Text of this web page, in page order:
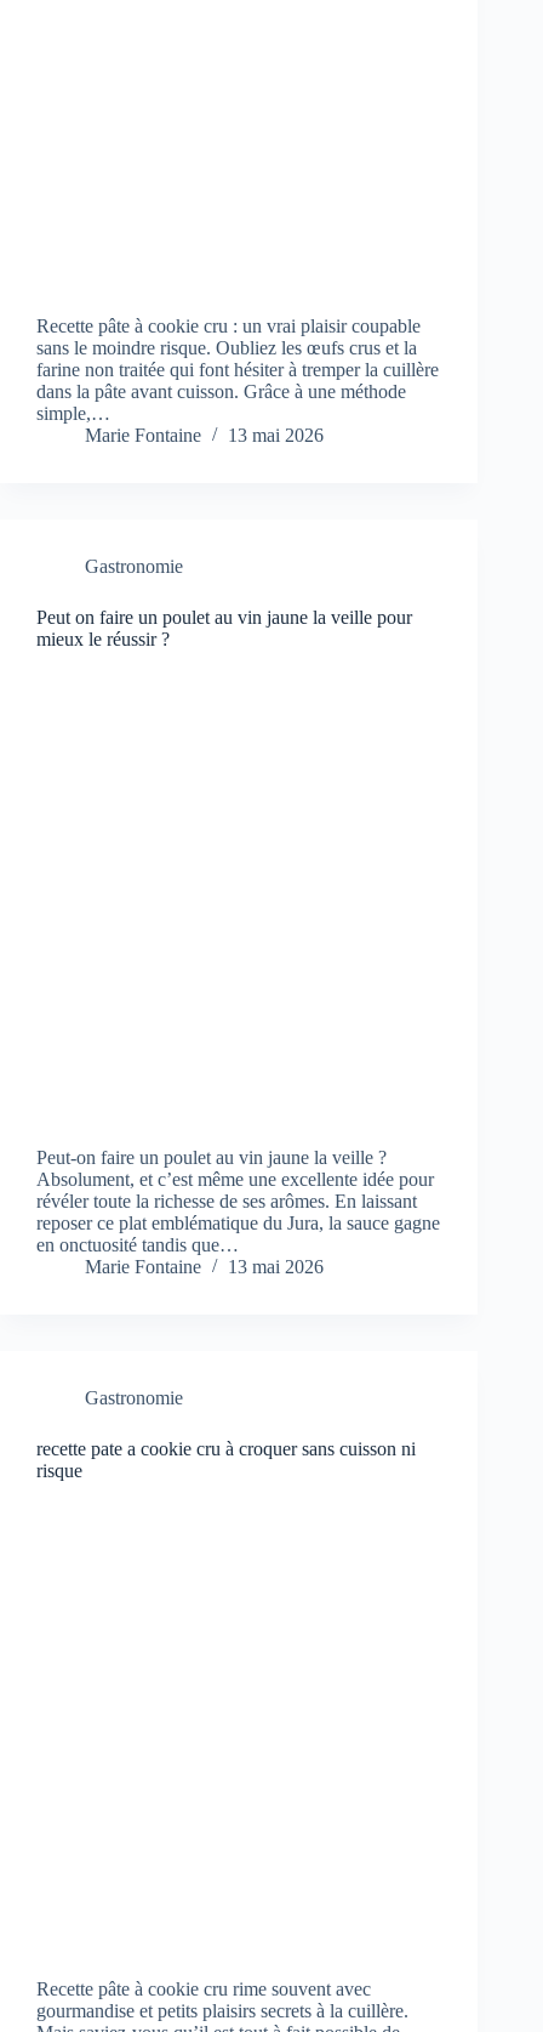
Recette pâte à cookie cru : un vrai plaisir coupable
sans le moindre risque. Oubliez les œufs crus et la
farine non traitée qui font hésiter à tremper la cuillère
dans la pâte avant cuisson. Grâce à une méthode
simple,…
Marie Fontaine
13 mai 2026
Gastronomie
Peut on faire un poulet au vin jaune la veille pour
mieux le réussir ?
Peut-on faire un poulet au vin jaune la veille ?
Absolument, et c’est même une excellente idée pour
révéler toute la richesse de ses arômes. En laissant
reposer ce plat emblématique du Jura, la sauce gagne
en onctuosité tandis que…
Marie Fontaine
13 mai 2026
Gastronomie
recette pate a cookie cru à croquer sans cuisson ni
risque
Recette pâte à cookie cru rime souvent avec
gourmandise et petits plaisirs secrets à la cuillère.